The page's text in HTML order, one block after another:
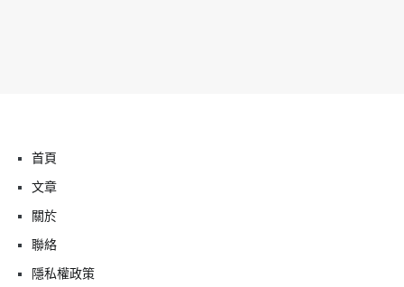
首頁
文章
關於
聯絡
隱私權政策